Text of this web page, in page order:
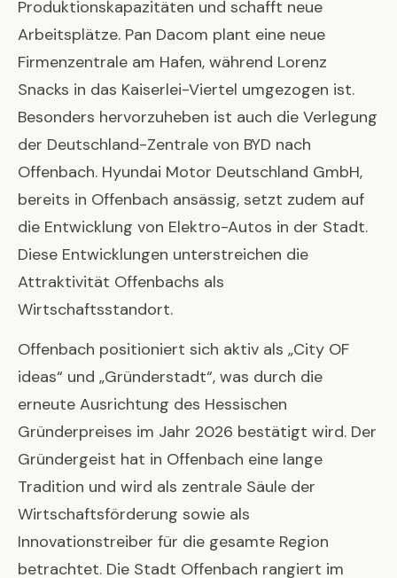
Produktionskapazitäten und schafft neue
Arbeitsplätze. Pan Dacom plant eine neue
Firmenzentrale am Hafen, während Lorenz
Snacks in das Kaiserlei-Viertel umgezogen ist.
Besonders hervorzuheben ist auch die Verlegung
der Deutschland-Zentrale von BYD nach
Offenbach. Hyundai Motor Deutschland GmbH,
bereits in Offenbach ansässig, setzt zudem auf
die Entwicklung von Elektro-Autos in der Stadt.
Diese Entwicklungen unterstreichen die
Attraktivität Offenbachs als
Wirtschaftsstandort.
Offenbach positioniert sich aktiv als „City OF
ideas“ und „Gründerstadt“, was durch die
erneute Ausrichtung des Hessischen
Gründerpreises im Jahr 2026 bestätigt wird. Der
Gründergeist hat in Offenbach eine lange
Tradition und wird als zentrale Säule der
Wirtschaftsförderung sowie als
Innovationstreiber für die gesamte Region
betrachtet. Die Stadt Offenbach rangiert im